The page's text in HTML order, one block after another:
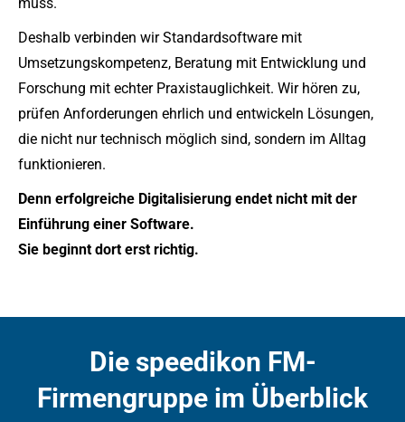
Deshalb verbinden wir Standardsoftware mit
Umsetzungskompetenz, Beratung mit Entwicklung und
Forschung mit echter Praxistauglichkeit. Wir hören zu,
prüfen Anforderungen ehrlich und entwickeln Lösungen,
die nicht nur technisch möglich sind, sondern im Alltag
funktionieren.
Denn erfolgreiche Digitalisierung endet nicht mit der
Einführung einer Software.
Sie beginnt dort erst richtig.
Die speedikon FM-
Firmengruppe im Überblick